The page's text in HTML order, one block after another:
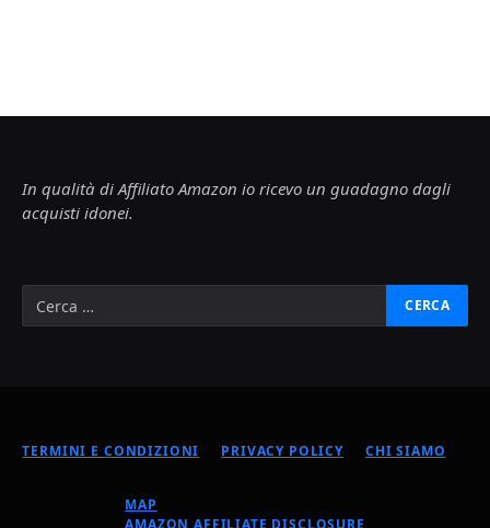
In qualità di Affiliato Amazon io ricevo un guadagno dagli
acquisti idonei.
TERMINI E CONDIZIONI PRIVACY POLICY CHI SIAMO
MAP